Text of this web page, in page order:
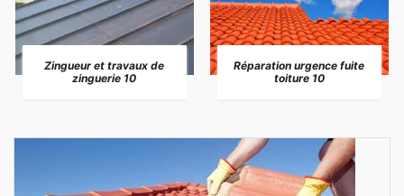
Zingueur et travaux de
zinguerie 10
Réparation urgence fuite
toiture 10